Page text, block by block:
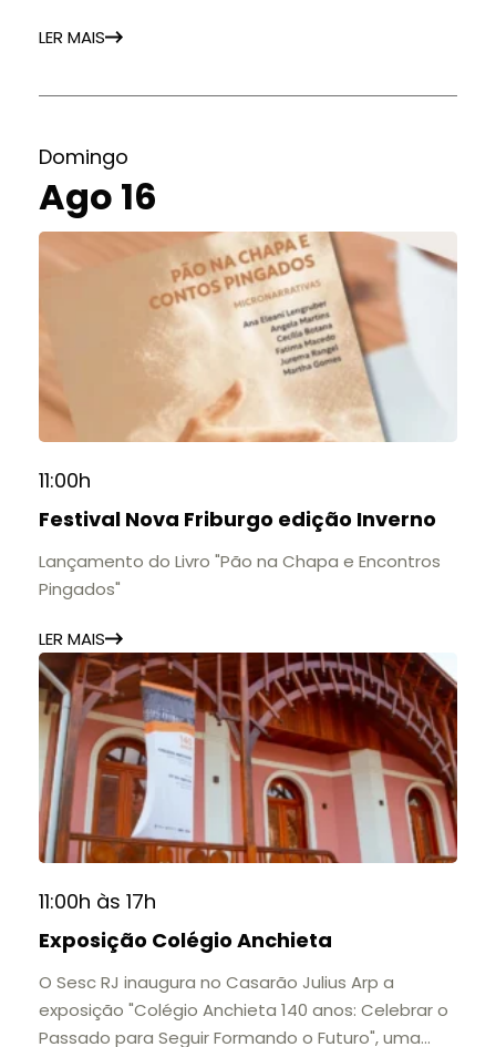
LER MAIS
Domingo
Ago 16
11:00h
Festival Nova Friburgo edição Inverno
Lançamento do Livro "Pão na Chapa e Encontros
Pingados"
LER MAIS
11:00h às 17h
Exposição Colégio Anchieta
O Sesc RJ inaugura no Casarão Julius Arp a
exposição "Colégio Anchieta 140 anos: Celebrar o
Passado para Seguir Formando o Futuro", uma